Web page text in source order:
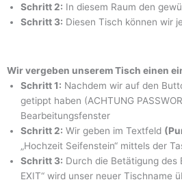
Schritt 2: In diesem Raum den
Schritt 3: Diesen Tisch können wir
Wir vergeben unserem Tisch einen
Schritt 1: Nachdem wir auf den
getippt haben (ACHTUNG
Bearbeitungsfenster
Schritt 2: Wir geben im Textfeld
„Hochzeit Seifenstein“ mittels der
Schritt 3: Durch die Betätigung des
EXIT“ wird unser neuer Tischname